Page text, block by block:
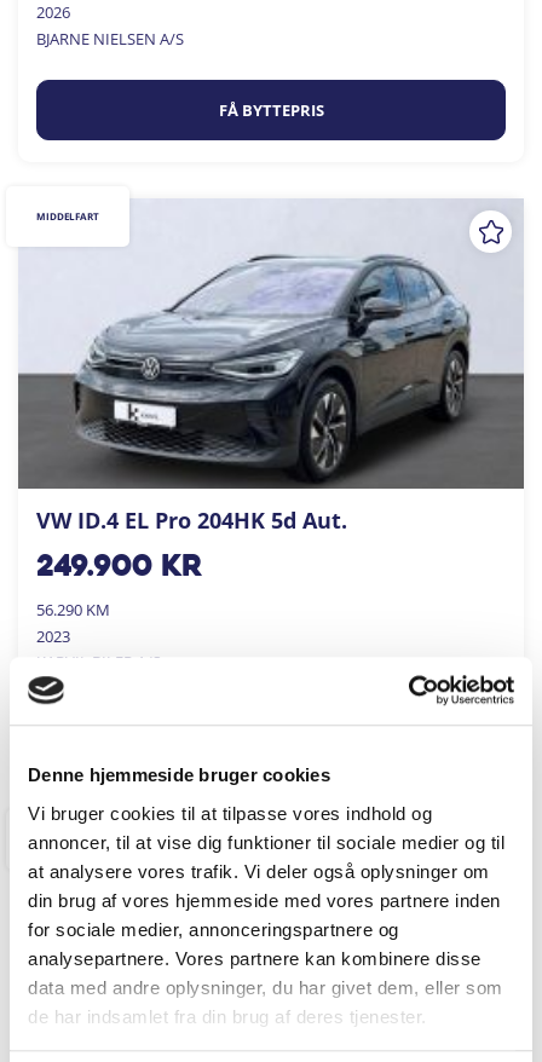
Denne hjemmeside bruger cookies
Vi bruger cookies til at tilpasse vores indhold og
annoncer, til at vise dig funktioner til sociale medier og til
at analysere vores trafik. Vi deler også oplysninger om
din brug af vores hjemmeside med vores partnere inden
for sociale medier, annonceringspartnere og
analysepartnere. Vores partnere kan kombinere disse
data med andre oplysninger, du har givet dem, eller som
de har indsamlet fra din brug af deres tjenester.
2026
BJARNE NIELSEN A/S
FÅ BYTTEPRIS
VW ID.4 EL Pro 204HK 5d Aut.
249.900kr
56.290 KM
2023
KARVIL BILER A/S
MIDDELFART
RINGKØBING